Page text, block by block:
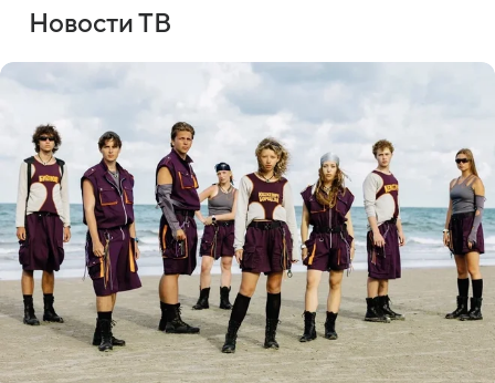
Новости ТВ